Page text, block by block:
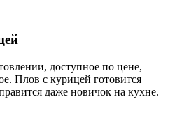
доступное по цене,
Плов с курицей готовится
даже новичок на кухне.